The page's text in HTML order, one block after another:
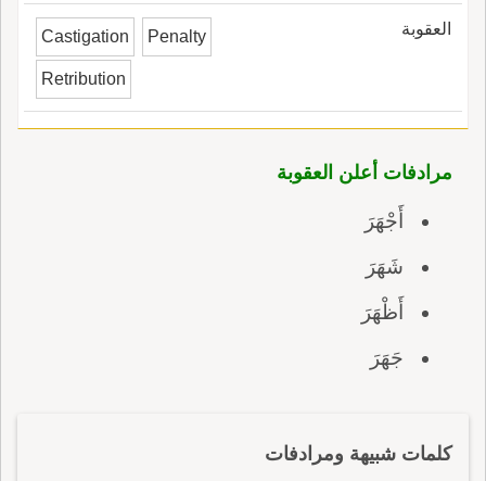
العقوبة Castigation Penalty
Retribution
مرادفات أعلن العقوبة
أَجْهَرَ
شَهَرَ
أَظْهَرَ
جَهَرَ
كلمات شبيهة ومرادفات